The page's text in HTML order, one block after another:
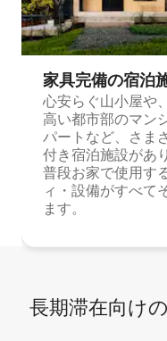
家具完備の宿⁠泊⁠
心安らぐ山小屋や
高い都市部のマン
パートなど、さま
付き宿泊施設があ
普段お家で使用す
ィ・設備がすべて
ます。
長期滞在向け⁠